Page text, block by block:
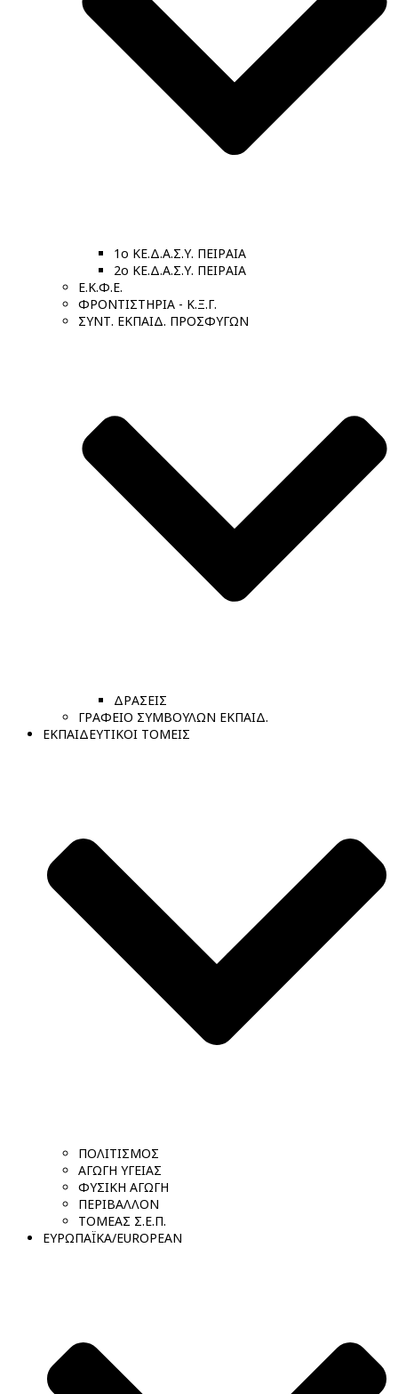
1ο ΚΕ.Δ.Α.Σ.Υ. ΠΕΙΡΑΙΑ
2ο ΚΕ.Δ.Α.Σ.Υ. ΠΕΙΡΑΙΑ
Ε.Κ.Φ.Ε.
ΦΡΟΝΤΙΣΤΗΡΙΑ - Κ.Ξ.Γ.
ΣΥΝΤ. ΕΚΠΑΙΔ. ΠΡΟΣΦΥΓΩΝ
ΔΡΑΣΕΙΣ
ΓΡΑΦΕΙΟ ΣΥΜΒΟΥΛΩΝ ΕΚΠΑΙΔ.
ΕΚΠΑΙΔΕΥΤΙΚΟΙ ΤΟΜΕΙΣ
ΠΟΛΙΤΙΣΜΟΣ
ΑΓΩΓΗ ΥΓΕΙΑΣ
ΦΥΣΙΚΗ ΑΓΩΓΗ
ΠΕΡΙΒΑΛΛΟΝ
ΤΟΜΕΑΣ Σ.Ε.Π.
ΕΥΡΩΠΑΪΚΑ/EUROPEAN